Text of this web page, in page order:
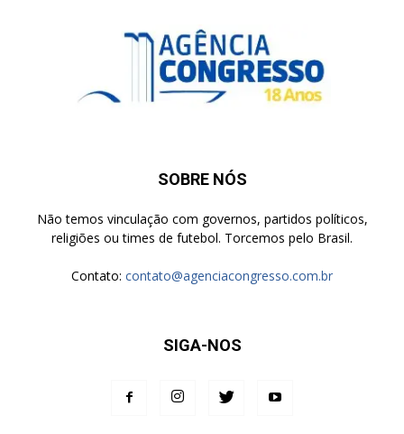
SOBRE NÓS
Não temos vinculação com governos, partidos políticos,
religiões ou times de futebol. Torcemos pelo Brasil.
Contato: contato@agenciacongresso.com.br
SIGA-NOS